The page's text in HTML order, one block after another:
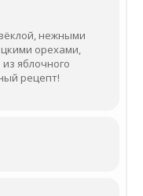
нежными
орехами,
яблочного
рецепт!